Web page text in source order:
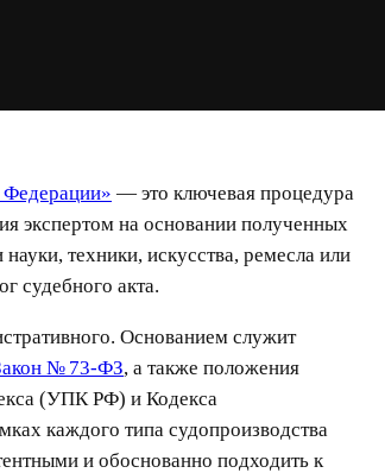
Федерации» — это ключевая процедура
экспертом на основании полученных
техники, искусства, ремесла или
судебного акта.
Основанием служит
№ 73-ФЗ, а также положения
(УПК РФ) и Кодекса
каждого типа судопроизводства
и обоснованно подходить к